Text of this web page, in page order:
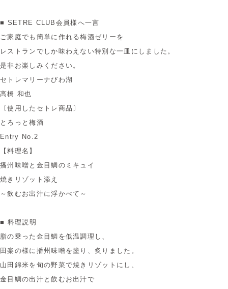
■ SETRE CLUB会員様へ一言
ご家庭でも簡単に作れる梅酒ゼリーを
レストランでしか味わえない特別な一皿にしました。
是非お楽しみください。
セトレマリーナびわ湖
高橋 和也
〔使用したセトレ商品〕
とろっと梅酒
Entry No.2
【料理名】
播州味噌と金目鯛のミキュイ
焼きリゾット添え
～飲むお出汁に浮かべて～
■ 料理説明
脂の乗った金目鯛を低温調理し、
田楽の様に播州味噌を塗り、炙りました。
山田錦米を旬の野菜で焼きリゾットにし、
金目鯛の出汁と飲むお出汁で